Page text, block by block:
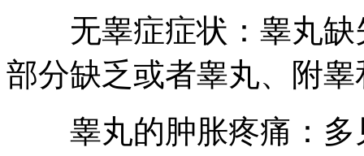
无睾症症状：睾丸缺
部分缺乏或者睾丸、附
睾丸的肿胀疼痛：多